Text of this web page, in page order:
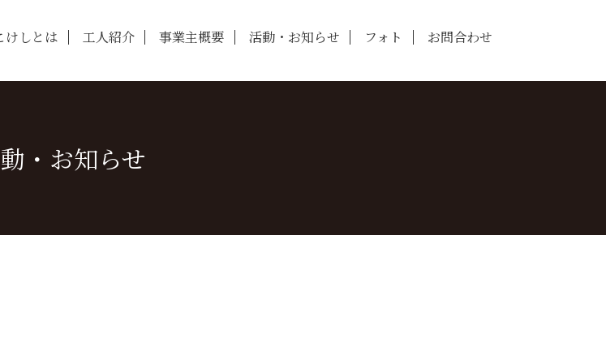
けしとは 工人紹介 事業主概要 活動・お知らせ フォト お問合わせ
・お知らせ